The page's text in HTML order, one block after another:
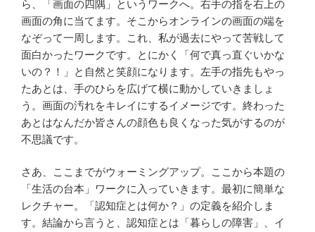
ら、「画面の四隅」というワークへ。右手の指を右上の
画面の角に当てます。そこからオンラインの画面の端を
なぞって一周します。これ、私が過去にやって苦戦して
面白かったワークです。とにかく「何で真っ直ぐいかな
いの？！」と自然と笑顔になります。左手の指先もやっ
たあとは、手のひらを広げて横に動かしていきましょ
う。画面の汚れをキレイにするイメージです。終わった
あとはなんだか皆さんの顔色も良くなった気がするのが
不思議です。
さあ、ここまでがウォーミングアップ。ここから本題の
「生活の台本」ワークに入っていきます。最初に簡単な
レクチャー。「認知症とは何か？」の定義を紹介しま
す。結論から言うと、認知症とは「暮らしの障害」、イ